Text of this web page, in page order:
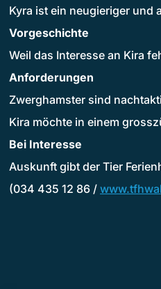
Kyra ist ein neugieriger und
Vorgeschichte
Weil das Interesse an Kira
Anforderungen
Zwerghamster sind
Kira möchte in einem
Bei Interesse
Auskunft gibt der Tier
(034 435 12 86 /